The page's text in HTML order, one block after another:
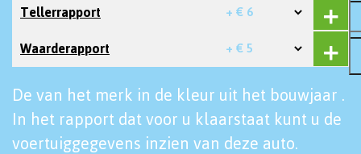
Tellerrapport + € 6
Waarderapport + € 5
De van het merk in de kleur uit het bouwjaar .
In het rapport dat voor u klaarstaat kunt u de
voertuiggegevens inzien van deze auto.